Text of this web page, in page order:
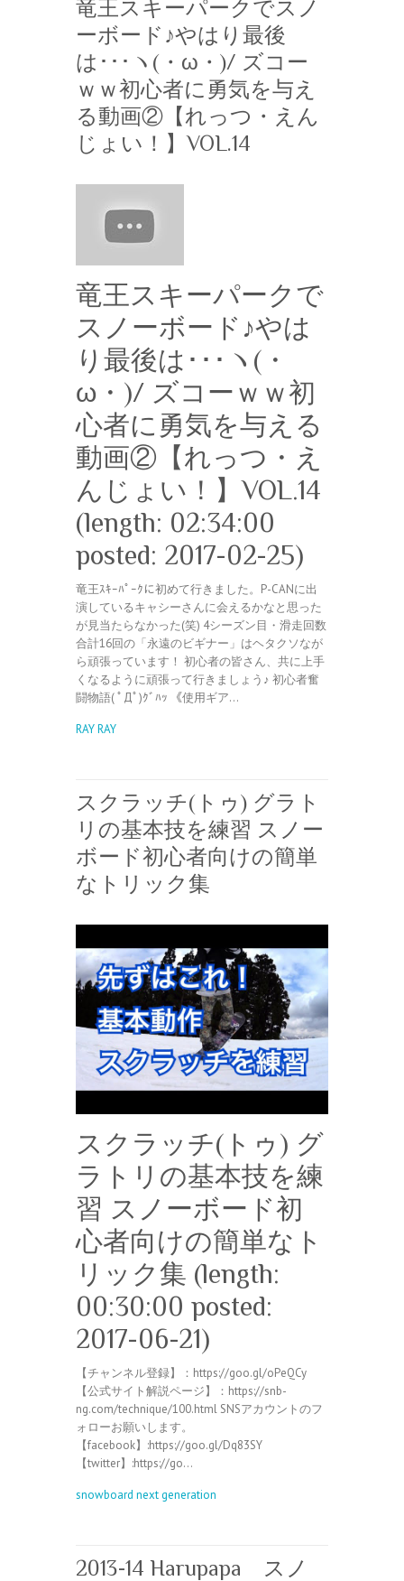
竜王スキーパークでスノ
ーボード♪やはり最後
は･･･ヽ(・ω・)/ ズコー
ｗｗ初心者に勇気を与え
る動画②【れっつ・えん
じょい！】VOL.14
竜王スキーパークで
スノーボード♪やは
り最後は･･･ヽ(・
ω・)/ ズコーｗｗ初
心者に勇気を与える
動画②【れっつ・え
んじょい！】VOL.14
(length: 02:34:00
posted: 2017-02-25)
竜王ｽｷｰﾊﾟｰｸに初めて行きました。P-CANに出
演しているキャシーさんに会えるかなと思った
が見当たらなかった(笑) 4シーズン目・滑走回数
合計16回の「永遠のビギナー」はヘタクソなが
ら頑張っています！ 初心者の皆さん、共に上手
くなるように頑張って行きましょう♪ 初心者奮
闘物語( ﾟДﾟ)ｸﾞﾊｯ 《使用ギア…
RAY RAY
スクラッチ(トゥ) グラト
リの基本技を練習 スノー
ボード初心者向けの簡単
なトリック集
スクラッチ(トゥ) グ
ラトリの基本技を練
習 スノーボード初
心者向けの簡単なト
リック集 (length:
00:30:00 posted:
2017-06-21)
【チャンネル登録】：https://goo.gl/oPeQCy
【公式サイト解説ページ】：https://snb-
ng.com/technique/100.html SNSアカウントのフ
ォローお願いします。
【facebook】:https://goo.gl/Dq83SY
【twitter】:https://go…
snowboard next generation
2013-14 Harupapa スノ